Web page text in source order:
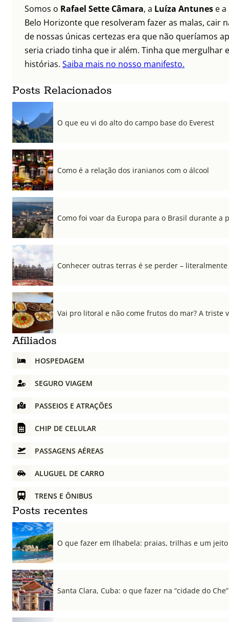
Somos o Rafael Sette Câmara, a Luíza Antunes e a
Belo Horizonte que resolveram fazer as malas, cair
de nossas únicas certezas era que não queríamos
seria criado tinha que ir além. Tinha que mergulhar
histórias. Saiba mais no nosso manifesto.
Posts Relacionados
O que eu vi do alto do campo base do Everest
Como é a relação dos iranianos com o álcool
Como foi voar da Europa para o Brasil durante a
Conhecer outras terras é se perder – literalmente
Vai pro litoral e não come frutos do mar? A triste
Afiliados
HOSPEDAGEM
SEGURO VIAGEM
PASSEIOS E ATRAÇÕES
CHIP DE CELULAR
PASSAGENS AÉREAS
ALUGUEL DE CARRO
TRENS E ÔNIBUS
Posts recentes
O que fazer em Ilhabela: praias, trilhas e um
Santa Clara, Cuba: o que fazer na “cidade do Che”